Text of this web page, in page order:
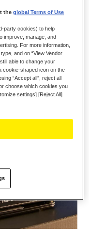
associée à un panneau
le compagnon idéal
theglobal Terms of Use
party cookies) to help
improve, manage, and
For more information,
and on “View Vendor
able to change your
cookie-shaped icon on the
“Accept all”, reject all
choose which cookies you
settings] [Reject All]